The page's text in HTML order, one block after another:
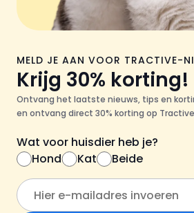
MELD JE AAN VOOR TRACTIVE-
Krijg 30% korting!
Ontvang het laatste nieuws, tips en
en ontvang direct 30% korting op
Wat voor huisdier heb je?
Hond
Kat Beide